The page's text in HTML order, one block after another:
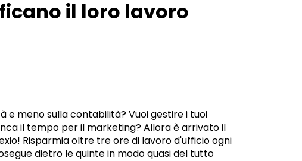
il loro lavoro
meno sulla contabilità? Vuoi gestire i tuoi
il tempo per il marketing? Allora è arrivato il
Risparmia oltre tre ore di lavoro d'ufficio ogni
dietro le quinte in modo quasi del tutto